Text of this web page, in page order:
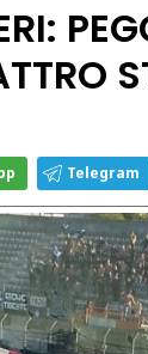
Telegram